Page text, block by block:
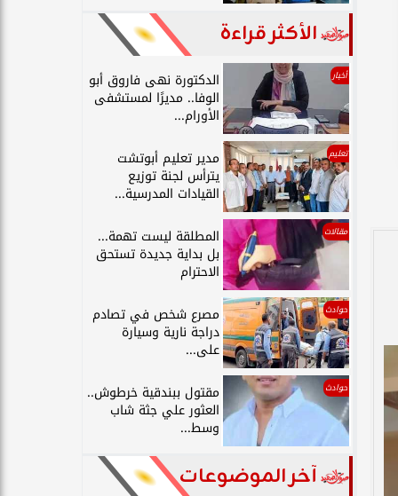
الأكثر قراءة
أخبار الدكتورة نهى فاروق أبو
الوفا.. مديرًا لمستشفى
الأورام...
تعليم مدير تعليم أبوتشت
يترأس لجنة توزيع
القيادات المدرسية...
مقالات المطلقة ليست تهمة...
بل بداية جديدة تستحق
الاحترام
حوادث مصرع شخص في تصادم
دراجة نارية وسيارة
على...
حوادث مقتول ببندقية خرطوش..
العثور علي جثة شاب
وسط...
آخر الموضوعات